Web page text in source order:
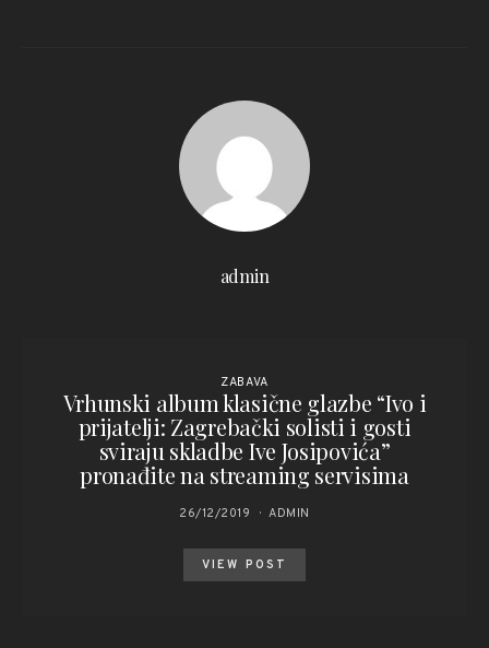
admin
ZABAVA
Vrhunski album klasične glazbe “Ivo i
prijatelji: Zagrebački solisti i gosti
sviraju skladbe Ive Josipovića”
pronađite na streaming servisima
26/12/2019 ADMIN
VIEW POST